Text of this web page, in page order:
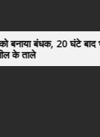
the
content
घंटे बाद भी